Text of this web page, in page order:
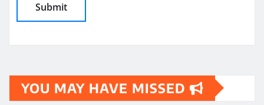
YOU MAY HAVE MISSED